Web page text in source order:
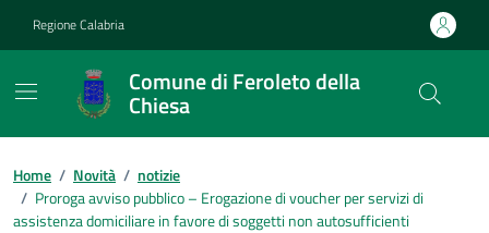
Regione Calabria
Comune di Feroleto della
Chiesa
Home / Novità / notizie
/ Proroga avviso pubblico – Erogazione di voucher per servizi di
assistenza domiciliare in favore di soggetti non autosufficienti